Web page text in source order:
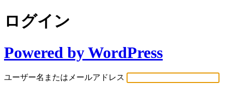
ログイン
Powered by WordPress
ユーザー名またはメールアドレス